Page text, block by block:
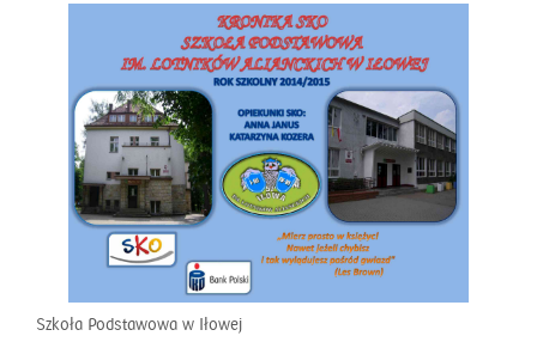
Szkoła Podstawowa w Iłowej